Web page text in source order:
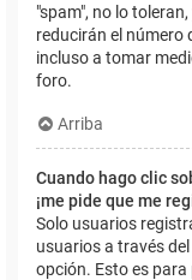
"spam", no lo
reducirán el número
incluso a tomar
foro.
Arriba
Cuando hago clic
¡me pide que me
Solo usuarios
usuarios a través
opción. Esto es para